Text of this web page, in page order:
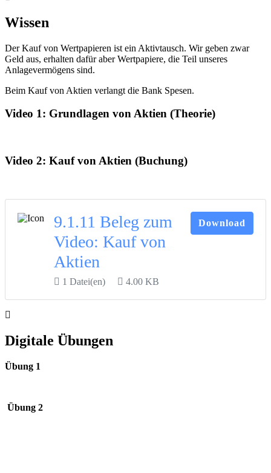
Wissen
Der Kauf von Wertpapieren ist ein Aktivtausch. Wir geben zwar
Geld aus, erhalten dafür aber Wertpapiere, die Teil unseres
Anlagevermögens sind.
Beim Kauf von Aktien verlangt die Bank Spesen.
Video 1: Grundlagen von Aktien (Theorie)
Video 2: Kauf von Aktien (Buchung)
9.1.11 Beleg zum
Video: Kauf von
Aktien
1 Datei(en) 4.00 KB
Download
Digitale Übungen
Übung 1
Übung 2